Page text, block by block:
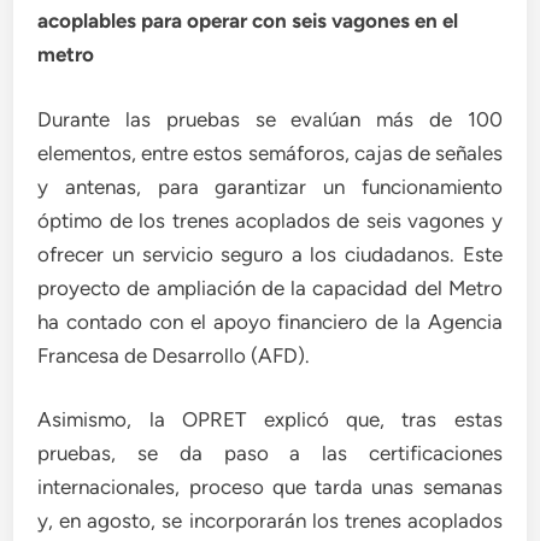
acoplables para operar con seis vagones en el
metro
Durante las pruebas se evalúan más de 100
elementos, entre estos semáforos, cajas de señales
y antenas, para garantizar un funcionamiento
óptimo de los trenes acoplados de seis vagones y
ofrecer un servicio seguro a los ciudadanos. Este
proyecto de ampliación de la capacidad del Metro
ha contado con el apoyo financiero de la Agencia
Francesa de Desarrollo (AFD).
Asimismo, la OPRET explicó que, tras estas
pruebas, se da paso a las certificaciones
internacionales, proceso que tarda unas semanas
y, en agosto, se incorporarán los trenes acoplados